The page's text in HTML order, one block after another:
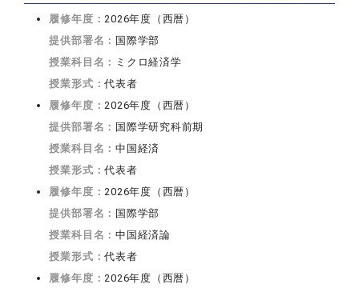
履修年度：2026年度（西暦）
提供部署名： 国際学部
授業科目名： ミクロ経済学
授業形式：代表者
履修年度：2026年度（西暦）
提供部署名： 国際学研究科前期
授業科目名：中国経済
授業形式：代表者
履修年度：2026年度（西暦）
提供部署名： 国際学部
授業科目名：中国経済論
授業形式：代表者
履修年度：2026年度（西暦）